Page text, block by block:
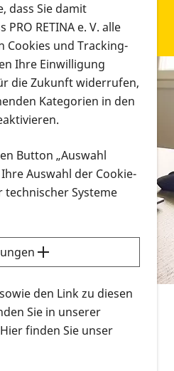
verschiedenen
Sie nach Infonmaterial
bzw. herunterladen
dieErklärvideos zum
PRO RETINA-Website
Menschen an.
sämtliches Infomaterial
dass Sie damit
RETINA e. V. alle
Cookies und Tracking-
Ihre Einwilligung
die Zukunft widerrufen,
Kategorien in den
Button „Auswahl
Auswahl der Cookie-
Systeme
den Link zu diesen
Sie in unserer
finden Sie unser